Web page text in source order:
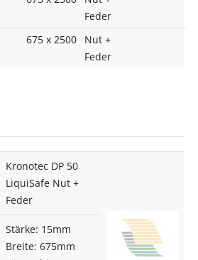
Feder
675 x 2500
Nut +
Feder
Kronotec DP 50
LiquiSafe Nut +
Feder
Stärke: 15mm
Breite: 675mm